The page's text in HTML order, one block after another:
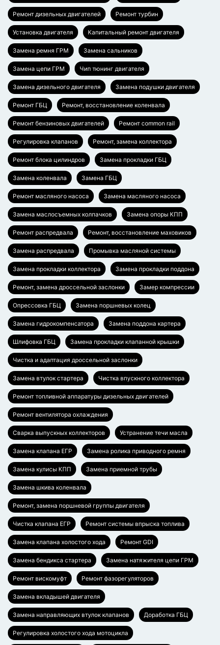
Ремонт дизельных двигателей Ремонт турбин
Установка двигателя Капитальный ремонт двигателя
Замена ремня ГРМ Замена сальников
Замена цепи ГРМ Чип тюнинг двигателя
Замена дизельного двигателя Замена подушки двигателя
Ремонт ГБЦ Ремонт, восстановление коленвала
Ремонт бензиновых двигателей Ремонт common rail
Регулировка клапанов Ремонт, замена коллектора
Ремонт блока цилиндров Замена прокладки ГБЦ
Замена коленвала Замена ГБЦ
Ремонт масляного насоса Замена масляного насоса
Замена маслосъемных колпачков Замена опоры КПП
Ремонт распредвала Ремонт, восстановление маховиков
Замена распредвала Промывка масляной системы
Замена прокладки коллектора Замена прокладки поддона
Ремонт, замена дроссельной заслонки Замер компрессии
Опрессовка ГБЦ Замена поршневых колец
Замена гидрокомпенсатора Замена поддона картера
Шлифовка ГБЦ Замена прокладки клапанной крышки
Чистка и адаптация дроссельной заслонки
Замена втулок стартера Чистка впускного коллектора
Ремонт топливной аппаратуры дизельных двигателей
Ремонт вентилятора охлаждения
Сварка выпускных коллекторов Устранение течи масла
Замена клапана ЕГР Замена ролика приводного ремня
Замена кулисы КПП Замена приемной трубы
Замена шкива коленвала
Ремонт, замена поршневой группы двигателя
Чистка клапана ЕГР Ремонт системы впрыска топлива
Замена клапана холостого хода Ремонт GDI
Замена бендикса стартера Замена натяжителя цепи ГРМ
Ремонт вискомуфт Ремонт фазорегуляторов
Замена вкладышей двигателя
Замена направляющих втулок клапанов Доработка ГБЦ
Регулировка холостого хода мотоцикла